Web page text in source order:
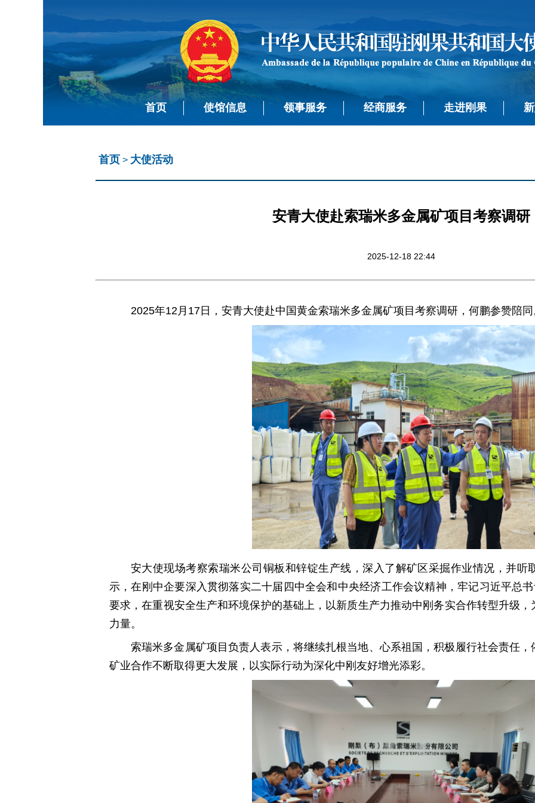
首页 使馆信息 领事服务 经商服务 走进刚果
首页 > 大使活动
安青大使赴索瑞米多金属矿项目考察调研
2025-12-18 22:44
2025年12月17日，安青大使赴中国黄金索瑞米多金属矿项目考察调研，何鹏参赞陪
安大使现场考察索瑞米公司铜板和锌锭生产线，深入了解矿区采掘作业情况，并听
示，在刚中企要深入贯彻落实二十届四中全会和中央经济工作会议精神，牢记习近平总
要求，在重视安全生产和环境保护的基础上，以新质生产力推动中刚务实合作转型升级
力量。
索瑞米多金属矿项目负责人表示，将继续扎根当地、心系祖国，积极履行社会责任
矿业合作不断取得更大发展，以实际行动为深化中刚友好增光添彩。